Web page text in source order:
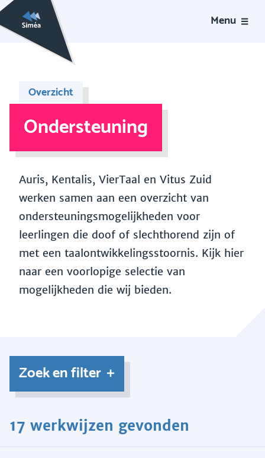
Menu
Overzicht
Ondersteuning
Auris, Kentalis, VierTaal en Vitus Zuid
werken samen aan een overzicht van
ondersteuningsmogelijkheden voor
leerlingen die doof of slechthorend zijn of
met een taalontwikkelingsstoornis. Kijk hier
naar een voorlopige selectie van
mogelijkheden die wij bieden.
Zoek en filter
17 werkwijzen gevonden